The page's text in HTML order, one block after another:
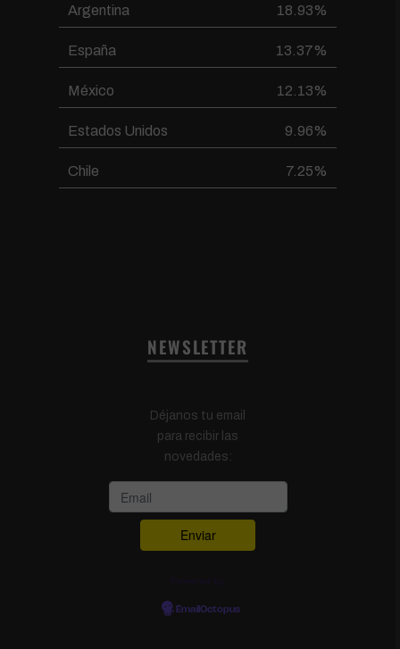
Argentina 18.93%
España 13.37%
México 12.13%
Estados Unidos 9.96%
Chile 7.25%
NEWSLETTER
Déjanos tu email
para recibir las
novedades:
EmailOctopus